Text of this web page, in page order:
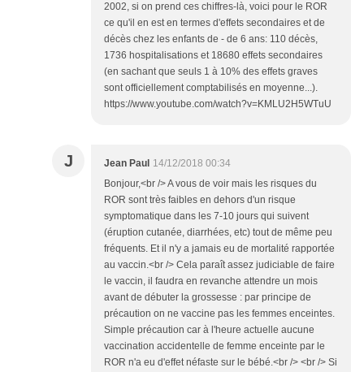
2002, si on prend ces chiffres-là, voici pour le ROR
ce qu'il en est en termes d'effets secondaires et de
décès chez les enfants de - de 6 ans: 110 décès,
1736 hospitalisations et 18680 effets secondaires
(en sachant que seuls 1 à 10% des effets graves
sont officiellement comptabilisés en moyenne...).
https://www.youtube.com/watch?v=KMLU2H5WTuU
J Jean Paul 14/12/2018 00:34
Bonjour,<br /> A vous de voir mais les risques du
ROR sont très faibles en dehors d'un risque
symptomatique dans les 7-10 jours qui suivent
(éruption cutanée, diarrhées, etc) tout de même peu
fréquents. Et il n'y a jamais eu de mortalité rapportée
au vaccin.<br /> Cela paraît assez judiciable de faire
le vaccin, il faudra en revanche attendre un mois
avant de débuter la grossesse : par principe de
précaution on ne vaccine pas les femmes enceintes.
Simple précaution car à l'heure actuelle aucune
vaccination accidentelle de femme enceinte par le
ROR n'a eu d'effet néfaste sur le bébé.<br /> <br /> Si